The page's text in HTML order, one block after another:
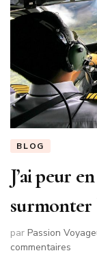
BLOG
J’ai peur
surmonter
par Passion
commentaires